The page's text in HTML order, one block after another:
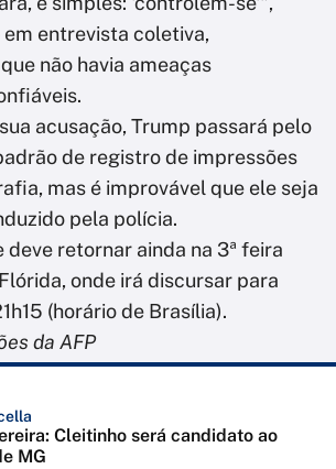
entrevista coletiva,
não havia ameaças
acusação, Trump passará pelo
de registro de impressões
mas é improvável que ele seja
pela polícia.
deve retornar ainda na 3ª feira
onde irá discursar para
(horário de Brasília).
da AFP
Cleitinho será candidato ao
MG